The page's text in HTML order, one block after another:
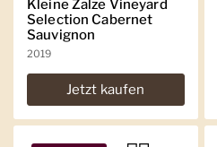
Kleine Zalze Vineyard
Selection Cabernet
Sauvignon
2019
Jetzt kaufen